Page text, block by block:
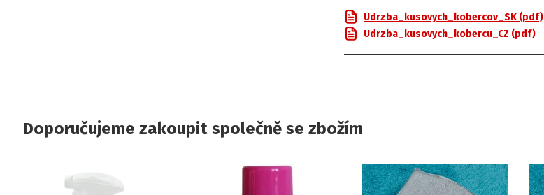
Udrzba_kusovych_kobercov_SK (pdf)
Udrzba_kusovych_kobercu_CZ (pdf)
Doporučujeme zakoupit společně se zbožím